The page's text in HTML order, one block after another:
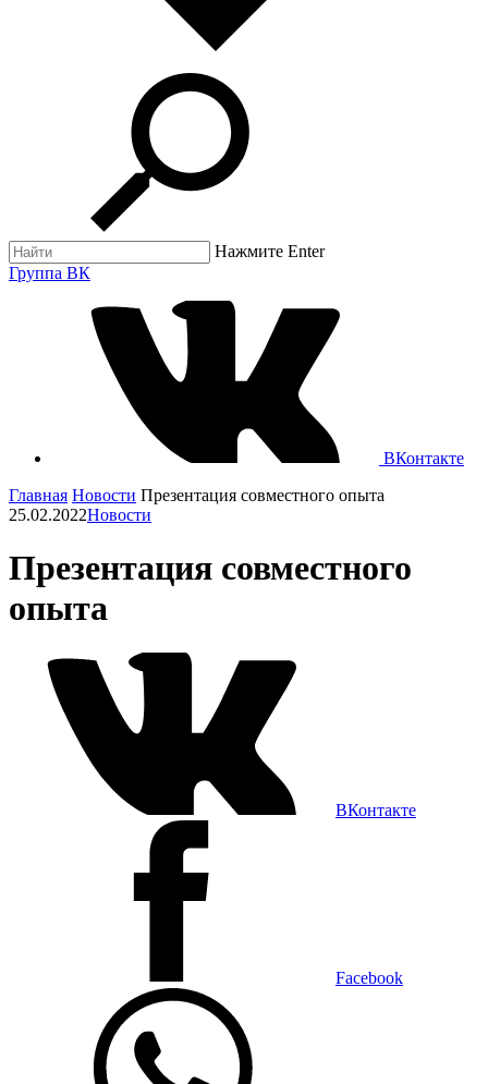
Нажмите Enter
Группа ВК
ВКонтакте
Главная Новости Презентация совместного опыта
25.02.2022Новости
Презентация совместного
опыта
ВКонтакте
Facebook